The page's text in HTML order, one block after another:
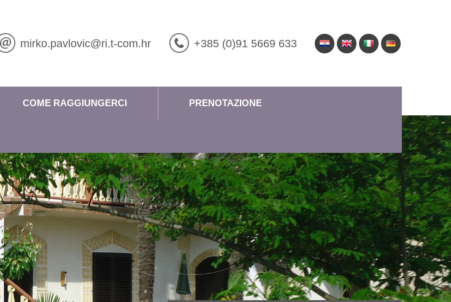
mirko.pavlovic@ri.t-com.hr +385 (0)91 5669 633
COME RAGGIUNGERCI PRENOTAZIONE